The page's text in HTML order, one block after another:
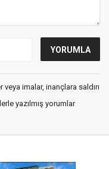
imalar, inançlara saldırı
yazılmış yorumlar